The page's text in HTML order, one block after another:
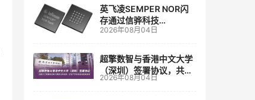
英飞凌SEMPER NOR闪
存通过信骅科技
AST2700 BMC认证，全
管理
2026年08月04日
超擎数智与香港中文大学
（深圳）签署协议，共建
人工智能和边缘计算联合
2026年08月04日